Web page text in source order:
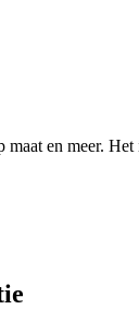
en meer.